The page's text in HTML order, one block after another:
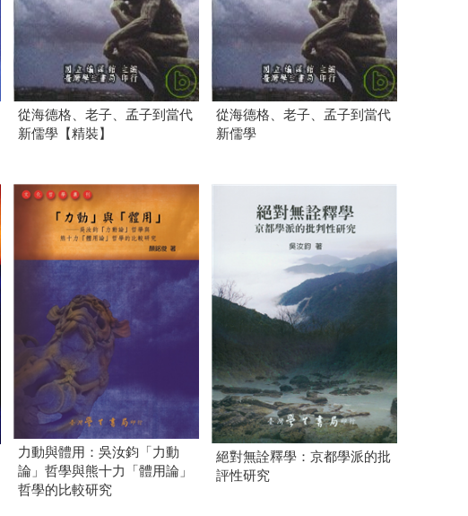
從海德格、老子、孟子到當代
新儒學【精裝】
從海德格、老子、孟子到當代
新儒學
力動與體用：吳汝鈞「力動
論」哲學與熊十力「體用論」
哲學的比較研究
絕對無詮釋學：京都學派的批
評性研究